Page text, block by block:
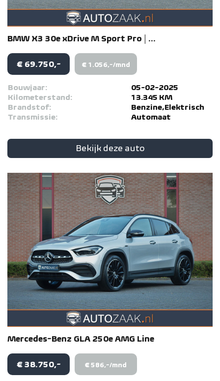
BMW X3 30e xDrive M Sport Pro | ...
€ 69.750,- € 1.056,-/mnd
Bouwjaar:
05-02-2025
Kilometerstand:
13.345 KM
Brandstof:
Benzine,Elektrisch
Transmissie:
Automaat
Bekijk deze auto
Mercedes-Benz GLA 250e AMG Line
€ 38.750,- € 586,-/mnd